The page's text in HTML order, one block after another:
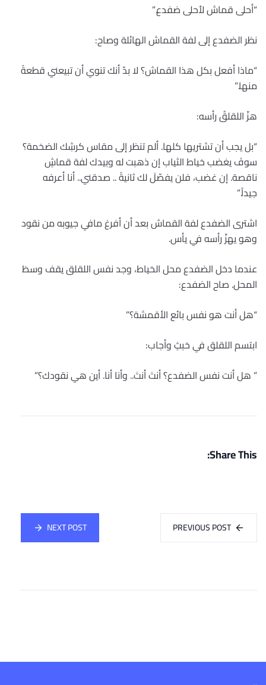
“أحلى قماش لأحلى ضفدع.”
نظر الضفدع إلى لفة القماش الهائلة وصاح:
“ماذا أفعل بكل هذا القماش؟ لا بدّ أنك تنوي أن تبيعني قطعةً
منها.”
هزّ اللقلقُ رأسه:
“بل يجب أن تشتريها كلها. ألم تنظر إلى مقاس كرشِك الضخمة؟
سوفَ يغضب خياط الثياب إن ذهبت له وبيدك لفة قماشٍ
ناقصة. إن غضب، فلن يفصّلَ لك ثانيةً .. صدقني.. أنا أعرفه
جيداً.”
اشترى الضفدع لفة القماش بعد أن أفرغ مافي جيوبه من نقود
وهو يهزّ رأسه في يأس.
عندما دخل الضفدع محل الخياط، وجد نفس اللقلق يقف وسطَ
المحل. صاح الضفدع:
“هل أنت هو نفس بائع الأقمشة؟”
ابتسم اللقلق في خبثٍ وأجاب:
” هل أنت نفس الضفدع؟ أنتَ أنتَ.. وأنا أنا. أين هي نقودك؟”
Share This:
PREVIOUS POST
NEXT POST